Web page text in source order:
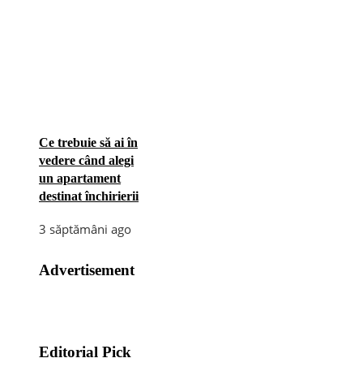
Ce trebuie să ai în
vedere când alegi
un apartament
destinat închirierii
3 săptămâni ago
Advertisement
Editorial Pick